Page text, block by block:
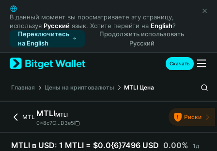
English
日本語
Tiếng Việt
Русский
Español (Latinoamérica)
Türkçe
Français
Deutsch
繁體中文
Português (Portugal)
Bahasa Indonesia
В данный момент вы просматриваете эту страницу,
используя Русский язык. Хотите перейти на English?
Переключитесь
на English
Продолжить использовать
Русский
Скачать
Главная Цены на криптовалюты MTLI Цена
MTL MTLIMTLI
0x8c7C...D3e5
Риски
MTLI в USD: 1 MTLI = $0.0{6}7496 USD 0.00% 1д